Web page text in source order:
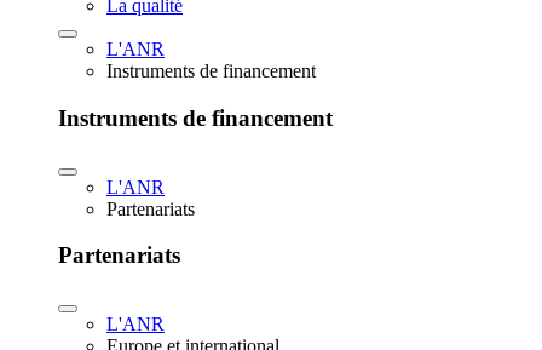
La qualité
L'ANR
Instruments de financement
Instruments de financement
L'ANR
Partenariats
Partenariats
L'ANR